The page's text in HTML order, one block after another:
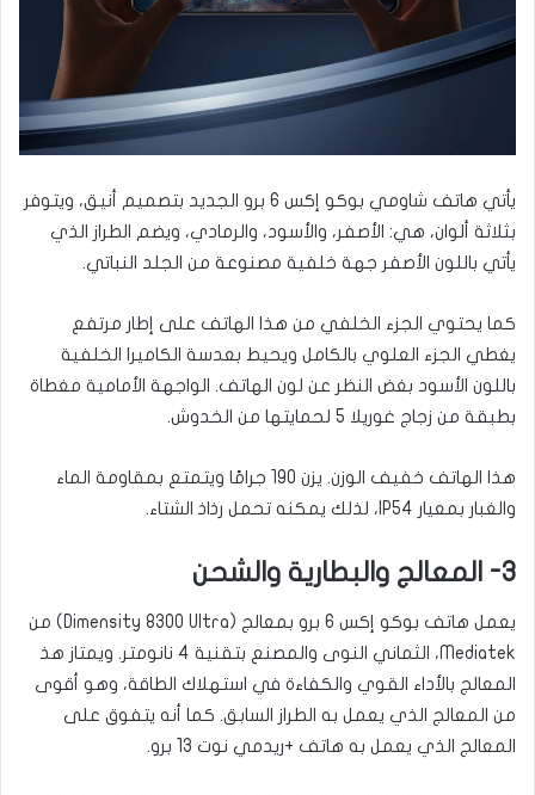
يأتي هاتف شاومي بوكو إكس 6 برو الجديد بتصميم أنيق، ويتوفر
بثلاثة ألوان، هي: الأصفر، والأسود، والرمادي، ويضم الطراز الذي
يأتي باللون الأصفر جهة خلفية مصنوعة من الجلد النباتي.
كما يحتوي الجزء الخلفي من هذا الهاتف على إطار مرتفع
يغطي الجزء العلوي بالكامل ويحيط بعدسة الكاميرا الخلفية
باللون الأسود بغض النظر عن لون الهاتف. الواجهة الأمامية مغطاة
بطبقة من زجاج غوريلا 5 لحمايتها من الخدوش.
هذا الهاتف خفيف الوزن. يزن 190 جرامًا ويتمتع بمقاومة الماء
والغبار بمعيار IP54، لذلك يمكنه تحمل رذاذ الشتاء.
3- المعالج والبطارية والشحن
يعمل هاتف بوكو إكس 6 برو بمعالج (Dimensity 8300 Ultra) من
Mediatek، الثماني النوى والمصنع بتقنية 4 نانومتر. ويمتاز هذ
المعالج بالأداء القوي والكفاءة في استهلاك الطاقة، وهو أقوى
من المعالج الذي يعمل به الطراز السابق. كما أنه يتفوق على
المعالج الذي يعمل به هاتف +ريدمي نوت 13 برو.